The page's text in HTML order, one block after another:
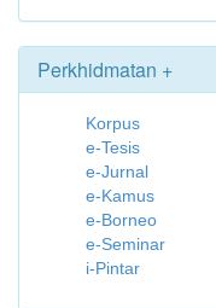
Perkhidmatan +
Korpus
e-Tesis
e-Jurnal
e-Kamus
e-Borneo
e-Seminar
i-Pintar